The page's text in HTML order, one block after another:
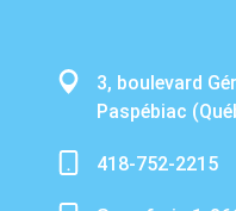
3, boulevard
Paspébiac
418-752-2215